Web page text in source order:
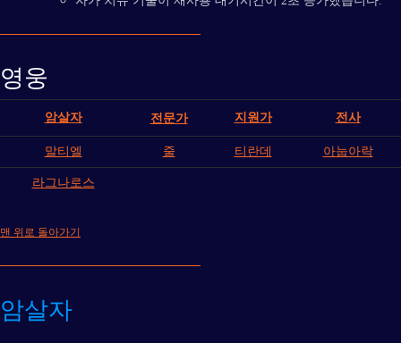
영웅
암살자 전문가 지원가 전사
말티엘 줄 티란데 아눕아락
라그나로스
맨 위로 돌아가기
암살자